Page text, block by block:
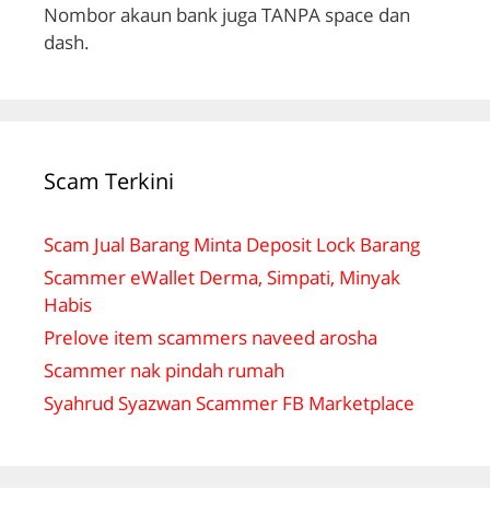
Nombor akaun bank juga TANPA space dan
dash.
Scam Terkini
Scam Jual Barang Minta Deposit Lock Barang
Scammer eWallet Derma, Simpati, Minyak
Habis
Prelove item scammers naveed arosha
Scammer nak pindah rumah
Syahrud Syazwan Scammer FB Marketplace